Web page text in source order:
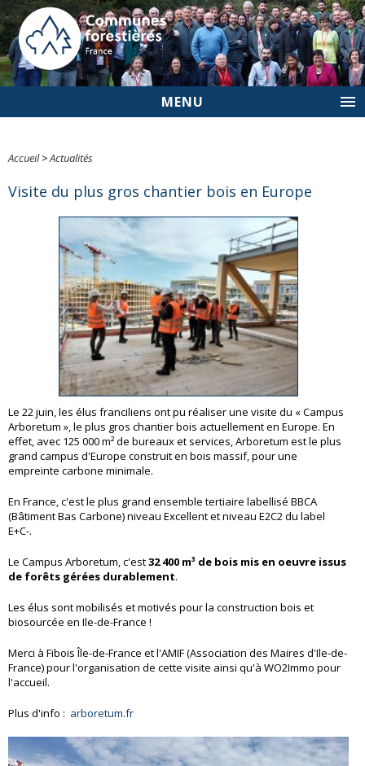
MENU
Accueil>Actualités
Visite du plus gros chantier bois en Europe
Le 22 juin, les élus franciliens ont pu réaliser une visite du « Campus
Arboretum », le plus gros chantier bois actuellement en Europe. En
effet, avec 125 000 m² de bureaux et services, Arboretum est le plus
grand campus d'Europe construit en bois massif, pour une
empreinte carbone minimale.
En France, c'est le plus grand ensemble tertiaire labellisé BBCA
(Bâtiment Bas Carbone) niveau Excellent et niveau E2C2 du label
E+C-.
Le Campus Arboretum, c'est32 400 m³ de bois mis en oeuvre issus
de forêts gérées durablement.
Les élus sont mobilisés et motivés pour la construction bois et
biosourcée en Ile-de-France !
Merci à Fibois Île-de-France et l'AMIF (Association des Maires d'Ile-de-
France) pour l'organisation de cette visite ainsi qu'à WO2Immo pour
l'accueil.
Plus d'info : arboretum.fr